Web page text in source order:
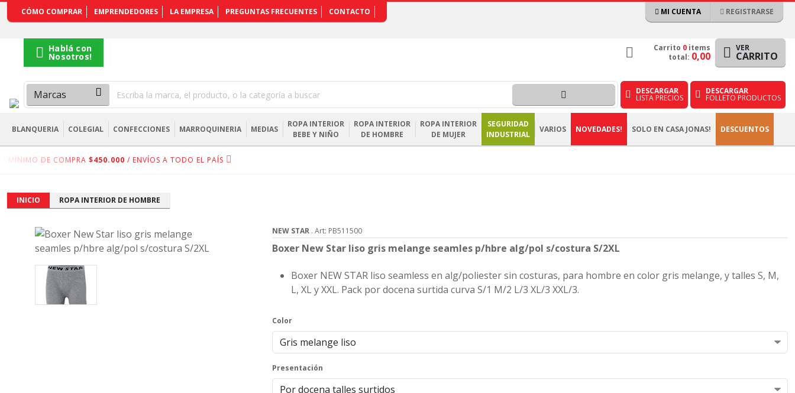
CÓMO COMPRAR EMPRENDEDORES LA EMPRESA PREGUNTAS FRECUENTES CONTACTO MI CUENTA REGISTRARSE
BLANQUERIA COLEGIAL CONFECCIONES MARROQUINERIA MEDIAS
ROPA INTERIOR
BEBE Y NIÑO
ROPA INTERIOR
DE HOMBRE
ROPA INTERIOR
DE MUJER
SEGURIDAD
INDUSTRIAL
VARIOS NOVEDADES! SOLO EN CASA JONAS! DESCUENTOS
REGISTRARSE
Hablá con
Nosotros!
Carrito 0 items
total: 0,00
VER
CARRITO
DESCARGAR
LISTA PRECIOS
DESCARGAR
FOLLETO PRODUCTOS
MINIMO DE COMPRA $450.000 / ENVÍOS A TODO EL PAÍS
INICIO ROPA INTERIOR DE HOMBRE
NEW STAR . Art: PB511500
Boxer New Star liso gris melange seamles p/hbre alg/pol s/costura S/2XL
Boxer NEW STAR liso seamless en alg/poliester sin costuras, para hombre en color gris melange, y talles S, M,
L, XL y XXL. Pack por docena surtida curva S/1 M/2 L/3 XL/3 XXL/3.
Color
Presentación